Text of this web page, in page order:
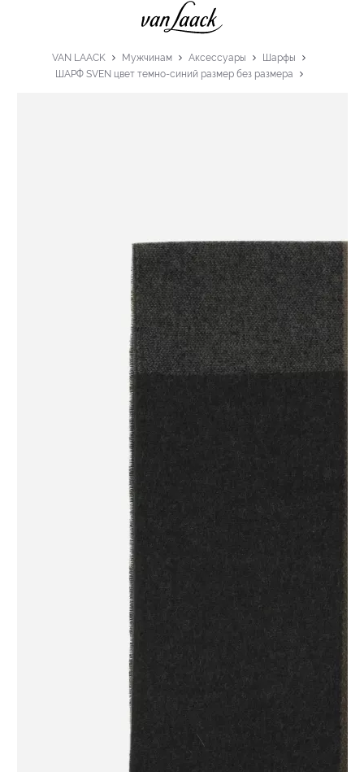
VAN LAACK Мужчинам Аксессуары
Шарфы
ШАРФ SVEN цвет темно-синий размер без размера